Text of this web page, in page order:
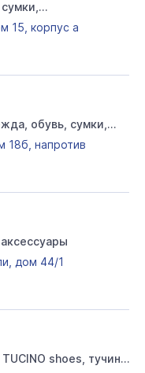
15, корпус а
обувь, сумки,
18б, напротив
дом 44/1
shoes, тучино